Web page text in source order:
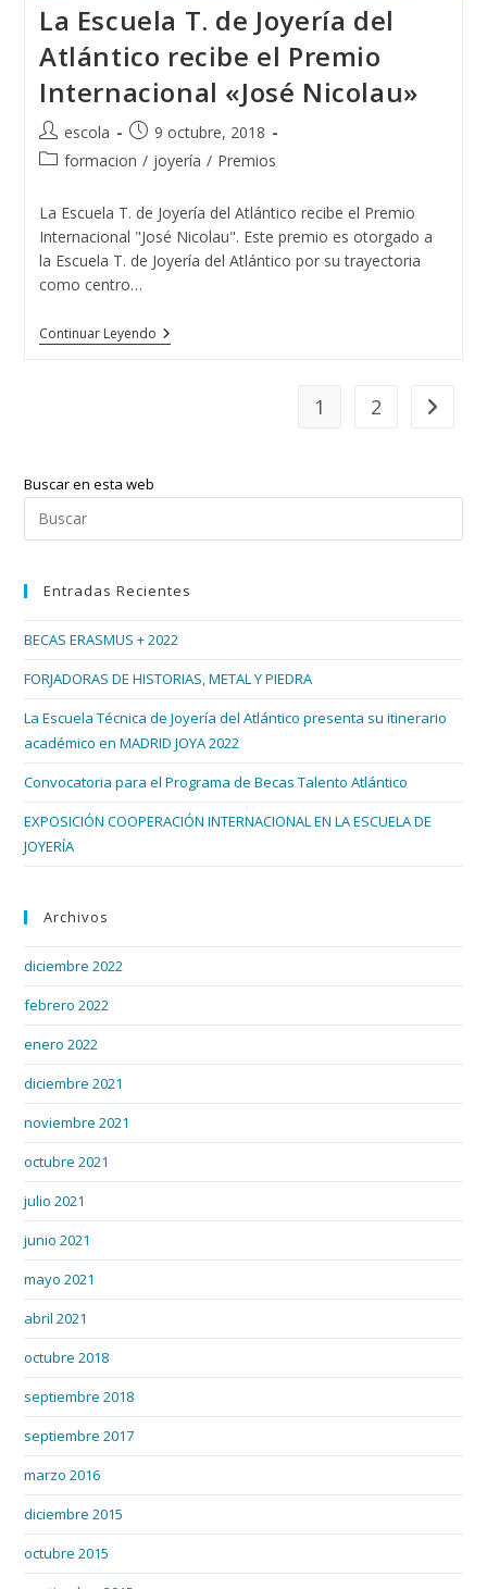
La Escuela T. de Joyería del
Atlántico recibe el Premio
Internacional «José Nicolau»
Autor
de
escola
Publicación
de
9 octubre, 2018
Categoría
la
entrada:
formacion / joyería / Premios
La Escuela T. de Joyería del Atlántico recibe el Premio
Internacional "José Nicolau". Este premio es otorgado a
la Escuela T. de Joyería del Atlántico por su trayectoria
como centro…
Continuar LeyendoLa
Escuela
Nicolau»
1 2 Ir a la
Buscar en esta web
Entradas Recientes
BECAS ERASMUS + 2022
FORJADORAS DE HISTORIAS, METAL Y PIEDRA
La Escuela Técnica de Joyería del Atlántico presenta su itinerario
académico en MADRID JOYA 2022
Convocatoria para el Programa de Becas Talento Atlántico
EXPOSICIÓN COOPERACIÓN INTERNACIONAL EN LA ESCUELA DE
JOYERÍA
Archivos
diciembre 2022
febrero 2022
enero 2022
diciembre 2021
noviembre 2021
octubre 2021
julio 2021
junio 2021
mayo 2021
abril 2021
octubre 2018
septiembre 2018
septiembre 2017
marzo 2016
diciembre 2015
octubre 2015